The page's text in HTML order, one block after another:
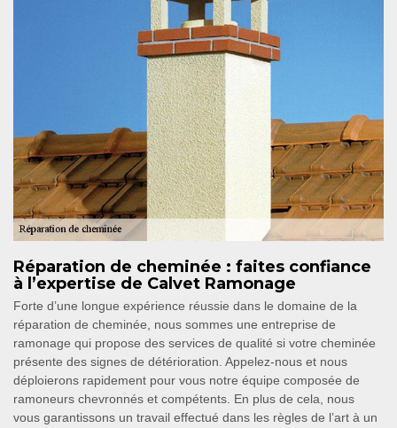
Réparation de cheminée : faites confiance
à l’expertise de Calvet Ramonage
Forte d’une longue expérience réussie dans le domaine de la
réparation de cheminée, nous sommes une entreprise de
ramonage qui propose des services de qualité si votre cheminée
présente des signes de détérioration. Appelez-nous et nous
déploierons rapidement pour vous notre équipe composée de
ramoneurs chevronnés et compétents. En plus de cela, nous
vous garantissons un travail effectué dans les règles de l’art à un